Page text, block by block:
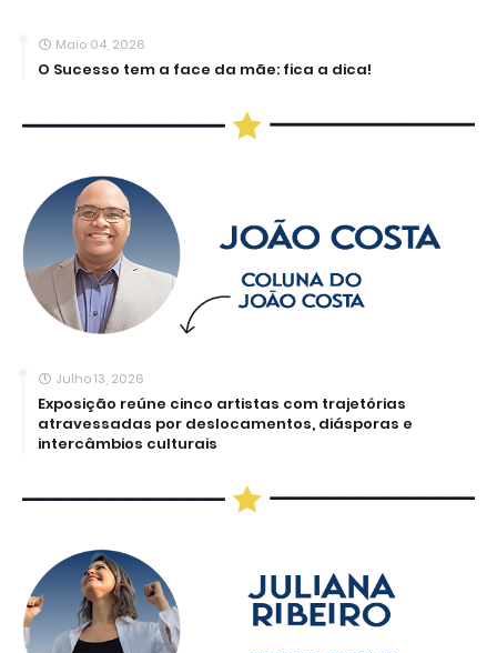
Maio 04, 2026
O Sucesso tem a face da mãe: fica a dica!
Julho 13, 2026
Exposição reúne cinco artistas com trajetórias
atravessadas por deslocamentos, diásporas e
intercâmbios culturais